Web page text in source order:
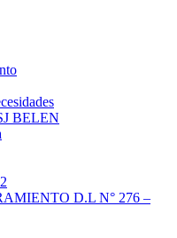
BELEN
D.L N° 276 –